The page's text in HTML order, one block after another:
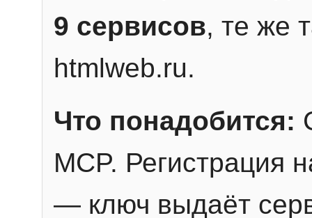
9 сервисов, те же
htmlweb.ru.
Что понадобится:
MCP. Регистрация
— ключ выдаёт